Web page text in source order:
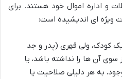
و اداره اموال خود هستند. برای
ویژه ای اندیشیده است:
کودک، ولی قهری (پدر و جد
آن ها را نداشته باشد، یا
به هر دلیلی صلاحیت یا